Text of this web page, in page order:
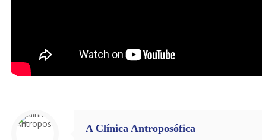
A Clínica Antroposófica